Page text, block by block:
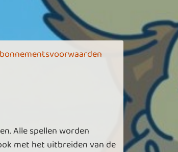
Alle spellen worden
met het uitbreiden van de